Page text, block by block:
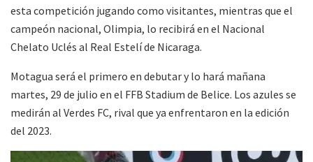
esta competición jugando como visitantes, mientras que el
campeón nacional, Olimpia, lo recibirá en el Nacional
Chelato Uclés al Real Estelí de Nicaraga.
Motagua será el primero en debutar y lo hará mañana
martes, 29 de julio en el FFB Stadium de Belice. Los azules se
medirán al Verdes FC, rival que ya enfrentaron en la edición
del 2023.